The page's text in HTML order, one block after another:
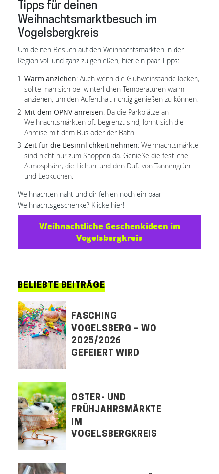
Tipps für deinen
Weihnachtsmarktbesuch im
Vogelsbergkreis
Um deinen Besuch auf den Weihnachtsmärkten in der
Region voll und ganz zu genießen, hier ein paar Tipps:
Warm anziehen: Auch wenn die Glühweinstände locken,
sollte man sich bei winterlichen Temperaturen warm
anziehen, um den Aufenthalt richtig genießen zu können.
Mit dem ÖPNV anreisen: Da die Parkplätze an
Weihnachtsmärkten oft begrenzt sind, lohnt sich die
Anreise mit dem Bus oder der Bahn.
Zeit für die Besinnlichkeit nehmen: Weihnachtsmärkte
sind nicht nur zum Shoppen da. Genieße die festliche
Atmosphäre, die Lichter und den Duft von Tannengrün
und Lebkuchen.
Weihnachten naht und dir fehlen noch ein paar
Weihnachtsgeschenke? Klicke hier!
Weihnachtliche Geschenkideen im
Vogelsbergkreis
BELIEBTE BEITRÄGE
FASCHING
VOGELSBERG – WO
2025/2026
GEFEIERT WIRD
OSTER- UND
FRÜHJAHRSMÄRKTE
IM
VOGELSBERGKREIS